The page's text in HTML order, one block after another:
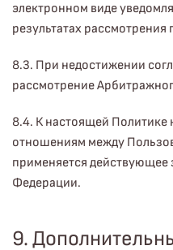
электронном виде
результатах рассмотрения
8.3. При недостижении
рассмотрение
8.4. К настоящей Политике
отношениям между
применяется действующее
Федерации.
9.